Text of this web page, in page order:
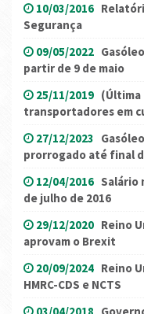
10/03/2016
Segurança
09/05/2022
partir de 9 de maio
25/11/2019 (Última
transportadores em
27/12/2023
prorrogado até final
12/04/2016 Salário
de julho de 2016
29/12/2020 Reino
aprovam o Brexit
20/09/2024 Reino
HMRC-CDS e NCTS